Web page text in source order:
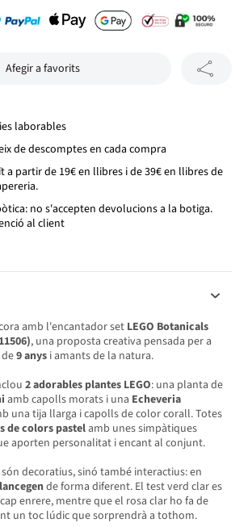
Afegir a favorits
laborables
de descomptes en cada compra
a partir de 19€ en llibres i de 39€ en llibres de
no s'accepten devolucions a la botiga.
al client
amb l'encantador set LEGO Botanicals
, una proposta creativa pensada per a
9 anys i amants de la natura.
2 adorables plantes LEGO: una planta de
amb capolls morats i una Echeveria
una tija llarga i capolls de color corall. Totes
de colors pastelamb unes simpàtiques
aporten personalitat i encant al conjunt.
decoratius, sinó també interactius: en
de forma diferent. El test verd clar es
enrere, mentre que el rosa clar ho fa de
un toc lúdic que sorprendrà a tothom.